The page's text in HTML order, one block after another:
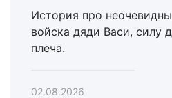
История про
войска дяди Васи, силу
плеча.
02.08.2026